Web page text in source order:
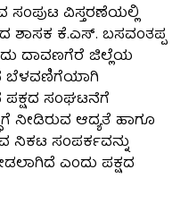
ಸಂಪುಟ ವಿಸ್ತರಣೆಯಲ್ಲಿ
ಶಾಸಕ ಕೆ.ಎಸ್. ಬಸವಂತಪ್ಪ
ದಾವಣಗೆರೆ ಜಿಲ್ಲೆಯ
ಬೆಳವಣಿಗೆಯಾಗಿ
ಸಂಘಟನೆಗೆ
ನೀಡಿರುವ ಆದ್ಯತೆ ಹಾಗೂ
ನಿಕಟ ಸಂಪರ್ಕವನ್ನು
ಎಂದು ಪಕ್ಷದ